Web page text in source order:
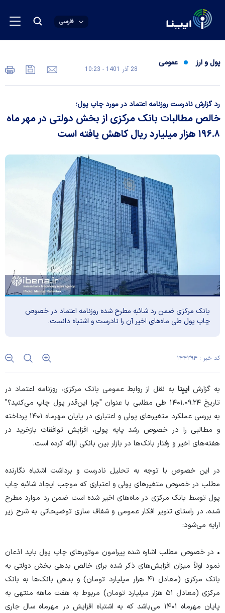
فارسی
پول و ارز عمومی
28 آذر 1401 - 10:23
رد گزارش نادرست روزنامه اعتماد در مورد چاپ پول؛
خالص مطالبات بانک مرکزی از بخش دولتی در مهر ماه
۱۹۶.۸ هزار میلیارد ریال کاهش یافته است
بانک مرکزی ضمن رد شائبه مطرح شده روزنامه اعتماد در خصوص
چاپ پول طی ماه‌های اخیر آن را نادرست و اشتباه دانست.
کد خبر : ۱۴۴۳۹۴
به گزارش ایبِنابه نقل از روابط عمومی بانک مرکزی، روزنامه اعتماد در
تاریخ ۱۴۰۱.۰۹.۲۴ طی مطلبی با عنوان "چرا این‌قدر پول چاپ می‌کنید؟"
به بررسی عملکرد متغیر‌های پولی و اعتباری در پایان مهرماه ۱۴۰۱ پرداخته
و مطالبی را در خصوص رشد پایه پولی، افزایش توافقات بازخرید در
هفته‌های اخیر و رفتار بانک‌ها در بازار بین بانکی ارائه کرده است.
در این خصوص با توجه به تحلیل نادرست و برداشت اشتباه نگارنده
مطلب در خصوص متغیر‌های پولی و اعتباری که موجب ایجاد شائبه چاپ
پول توسط بانک مرکزی در ماه‌های اخیر شده است ضمن رد موارد مطرح
شده، در راستای تنویر افکار عمومی و شفاف سازی توضیحاتی به شرح زیر
ارایه می‌شود:
• در خصوص مطلب اشاره شده پیرامون موتور‌های چاپ پول باید اذعان
نمود اولاً میزان افزایش‌های ذکر شده برای خالص بدهی بخش دولتی به
بانک مرکزی (معادل ۴۱ هزار میلیارد تومان) و بدهی بانک‌ها به بانک
مرکزی (معادل ۵۱ هزار میلیارد تومان) مربوط به هفت ماهه منتهی به
پایان مهرماه ۱۴۰۱ می‌باشد که به اشتباه افزایش در مهرماه سال جاری